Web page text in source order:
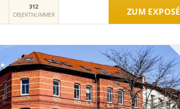
312
OBJEKTNUMMER
ZUM EXPOSÉ